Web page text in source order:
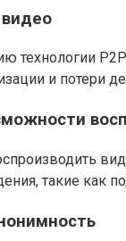
технологии
и потери
такие как